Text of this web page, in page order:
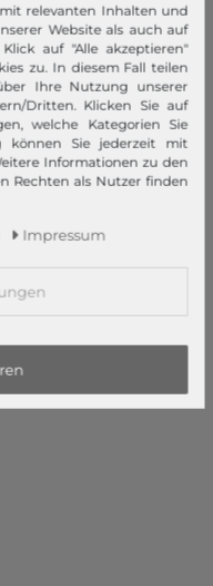
relevanten Inhalten und
Website als auch auf
auf "Alle akzeptieren"
zu. In diesem Fall teilen
Ihre Nutzung unserer
Dritten. Klicken Sie auf
welche Kategorien Sie
können Sie jederzeit mit
Informationen zu den
Rechten als Nutzer finden
Impressum